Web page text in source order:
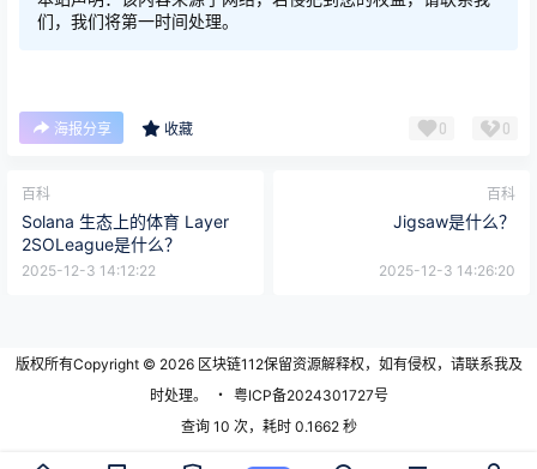
们，我们将第一时间处理。
海报分享 收藏 0 0
百科
Solana 生态上的体育 Layer
2SOLeague是什么？
2025-12-3 14:12:22
百科
Jigsaw是什么？
2025-12-3 14:26:20
版权所有Copyright © 2026区块链112保留资源解释权，如有侵权，请联系我及
时处理。
・ 粤ICP备2024301727号
查询 10 次，耗时 0.1662 秒